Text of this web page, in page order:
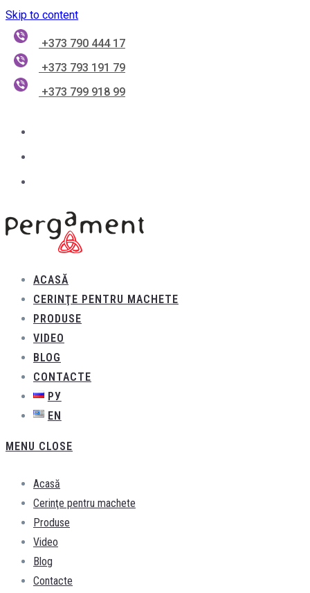
Skip to content
+373 790 444 17
+373 793 191 79
+373 799 918 99
ACASĂ
CERINŢE PENTRU MACHETE
PRODUSE
VIDEO
BLOG
CONTACTE
РУ
EN
MENU CLOSE
Acasă
Cerinţe pentru machete
Produse
Video
Blog
Contacte